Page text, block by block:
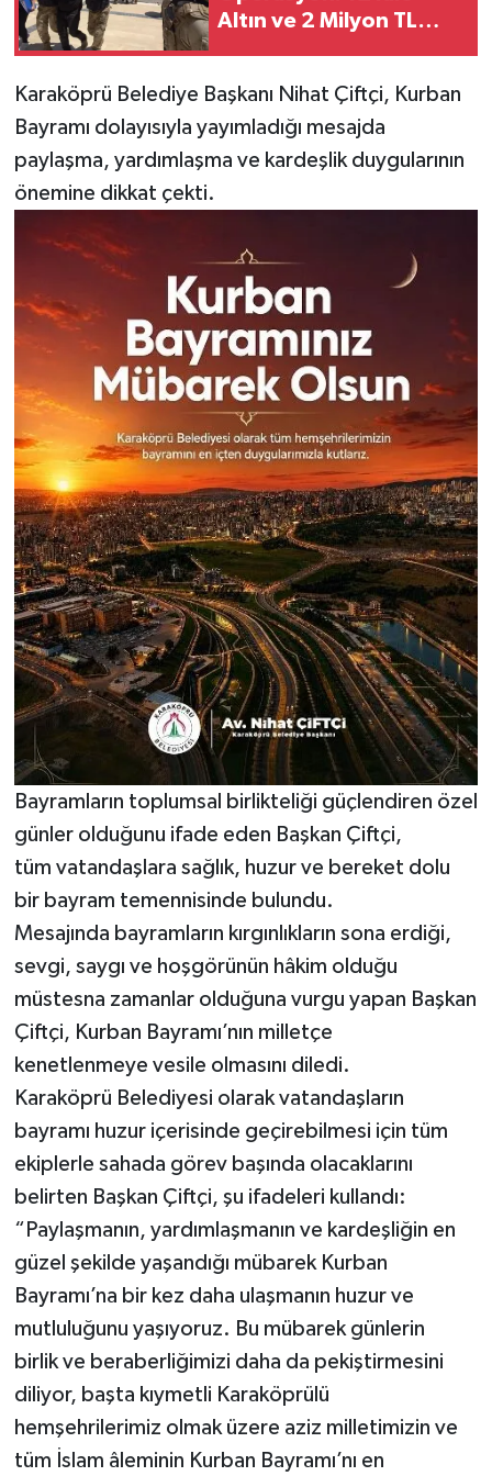
Altın ve 2 Milyon TL
Karaköprü Belediye Başkanı Nihat Çiftçi, Kurban
Bayramı dolayısıyla yayımladığı mesajda
paylaşma, yardımlaşma ve kardeşlik duygularının
önemine dikkat çekti.
Bayramların toplumsal birlikteliği güçlendiren özel
günler olduğunu ifade eden Başkan Çiftçi,
tüm vatandaşlara sağlık, huzur ve bereket dolu
bir bayram temennisinde bulundu.
Mesajında bayramların kırgınlıkların sona erdiği,
sevgi, saygı ve hoşgörünün hâkim olduğu
müstesna zamanlar olduğuna vurgu yapan Başkan
Çiftçi, Kurban Bayramı’nın milletçe
kenetlenmeye vesile olmasını diledi.
Karaköprü Belediyesi olarak vatandaşların
bayramı huzur içerisinde geçirebilmesi için tüm
ekiplerle sahada görev başında olacaklarını
belirten Başkan Çiftçi, şu ifadeleri kullandı:
“Paylaşmanın, yardımlaşmanın ve kardeşliğin en
güzel şekilde yaşandığı mübarek Kurban
Bayramı’na bir kez daha ulaşmanın huzur ve
mutluluğunu yaşıyoruz. Bu mübarek günlerin
birlik ve beraberliğimizi daha da pekiştirmesini
diliyor, başta kıymetli Karaköprülü
hemşehrilerimiz olmak üzere aziz milletimizin ve
tüm İslam âleminin Kurban Bayramı’nı en